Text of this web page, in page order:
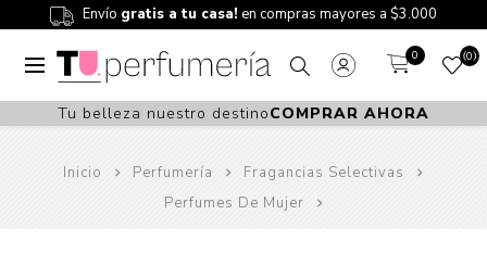
Envío gratis a tu casa! en compras mayores a $3.000
0 0
Tu belleza nuestro destinoCOMPRAR AHORA
Inicio Perfumería
Fragancias Selectivas
Perfumes De Mujer